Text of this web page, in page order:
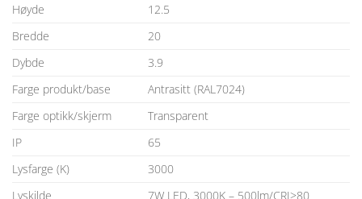
Høyde
12.5
Bredde
20
Dybde
3.9
Farge produkt/base
Antrasitt (RAL7024)
Farge optikk/skjerm
Transparent
IP
65
Lysfarge (K)
3000
Lyskilde
7W LED, 3000K – 500lm/CRI>80